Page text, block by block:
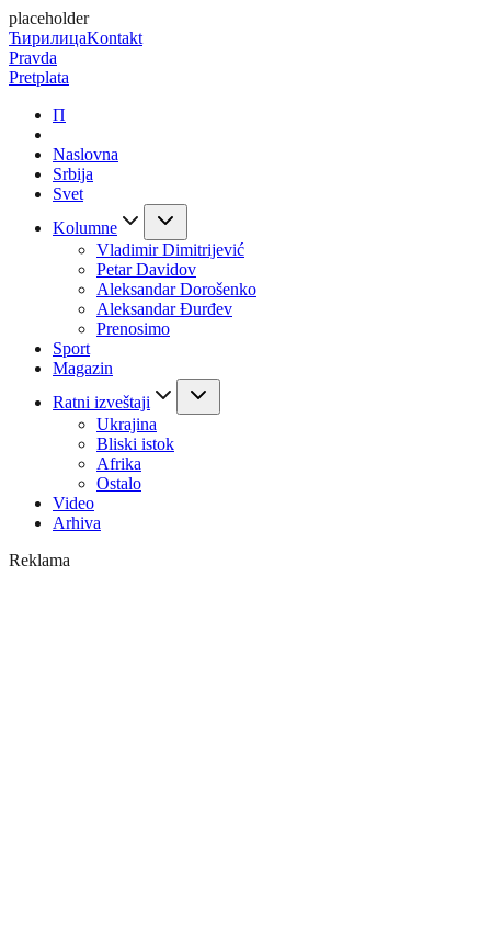
placeholder
ЋирилицаKontakt
Pravda
Pretplata
П
Naslovna
Srbija
Svet
Kolumne
Vladimir Dimitrijević
Petar Davidov
Aleksandar Dorošenko
Aleksandar Đurđev
Prenosimo
Sport
Magazin
Ratni izveštaji
Ukrajina
Bliski istok
Afrika
Ostalo
Video
Arhiva
Reklama